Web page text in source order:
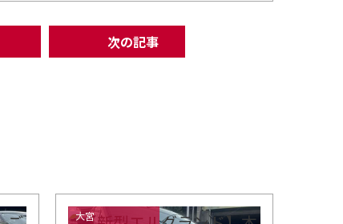
次の記事
大宮